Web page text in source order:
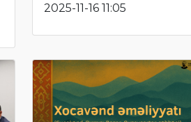
2025-11-16 11:05